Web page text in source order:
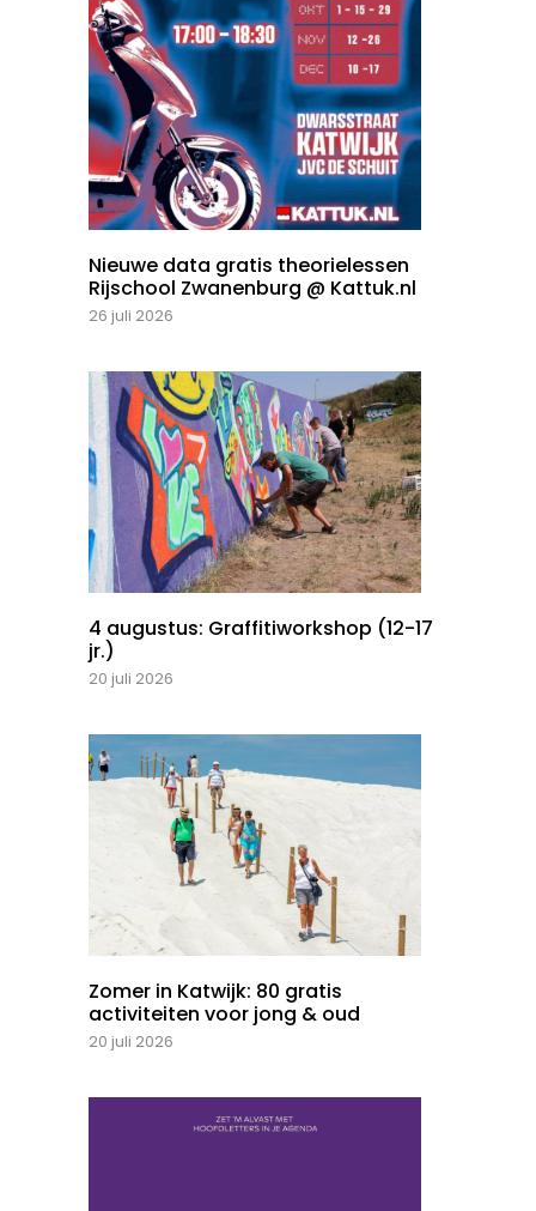
Nieuwe data gratis theorielessen
Rijschool Zwanenburg @ Kattuk.nl
26 juli 2026
4 augustus: Graffitiworkshop (12-17
jr.)
20 juli 2026
Zomer in Katwijk: 80 gratis
activiteiten voor jong & oud
20 juli 2026